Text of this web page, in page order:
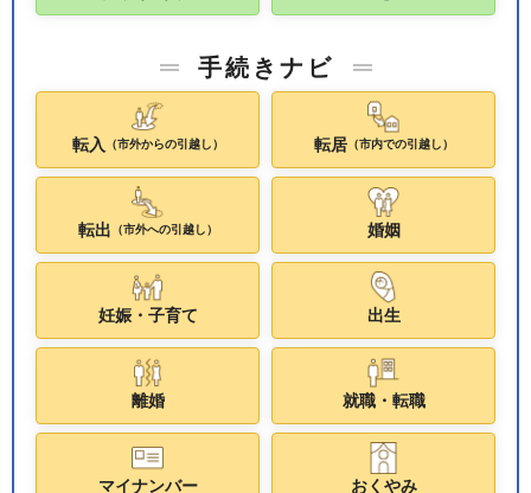
手続きナビ
転入 （市外からの引越し） 転居（市内での引越し）
転出 （市外への引越し） 婚姻
妊娠・子育て 出生
離婚 就職・転職
マイナンバー おくやみ